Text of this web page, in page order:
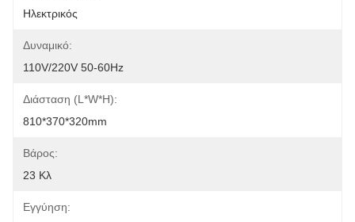
Ηλεκτρικός
Δυναμικό:
110V/220V 50-60Hz
Διάσταση (l*w*h):
810*370*320mm
Βάρος:
23 Κλ
Εγγύηση: